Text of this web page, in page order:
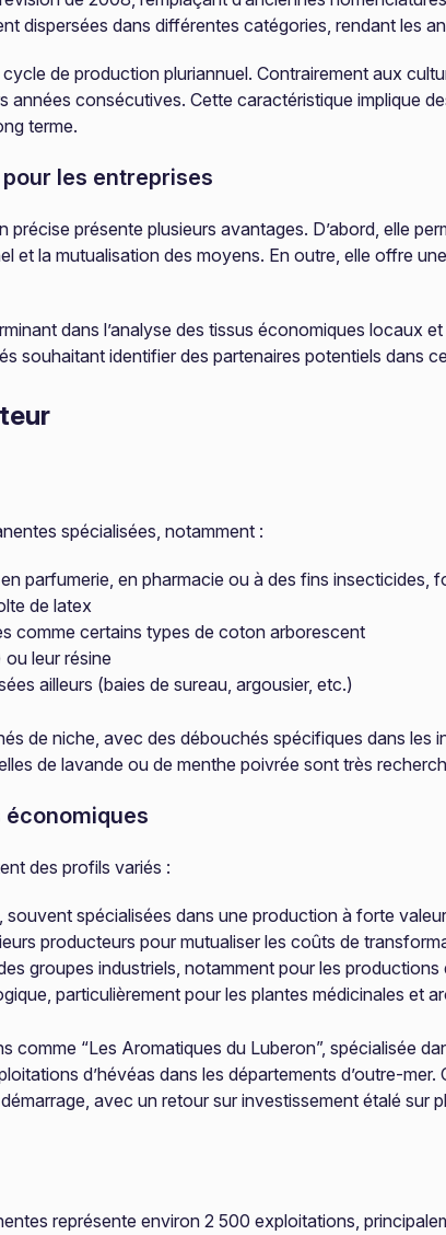
dispersées dans différentes catégories, rendant les
de production pluriannuel. Contrairement aux
consécutives. Cette caractéristique implique
terme.
les entreprises
présente plusieurs avantages. D’abord, elle
et la mutualisation des moyens. En outre, elle offre
dans l’analyse des tissus économiques locaux
souhaitant identifier des partenaires potentiels dans
spécialisées, notamment :
parfumerie, en pharmacie ou à des fins insecticides,
de latex
comme certains types de coton arborescent
ou leur résine
ailleurs (baies de sureau, argousier, etc.)
de niche, avec des débouchés spécifiques dans les
de lavande ou de menthe poivrée sont très
économiques
des profils variés :
spécialisées dans une production à forte
producteurs pour mutualiser les coûts de
groupes industriels, notamment pour les productions
particulièrement pour les plantes médicinales et
comme “Les Aromatiques du Luberon”, spécialisée
d’hévéas dans les départements d’outre-
avec un retour sur investissement étalé sur
représente environ 2 500 exploitations,